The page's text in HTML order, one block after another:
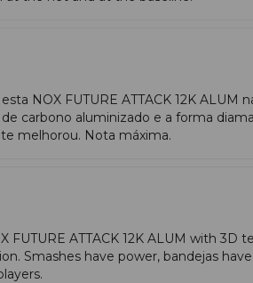
carbono aluminizado.
os golpes.
estilo característico Nox.
trabalham a favor do jogador.
Future Attack 12K Alum?
Revisão
NOX FUTURE ATTACK 12K ALUM
carbono aluminizado e a forma
melhorou. Nota máxima.
FUTURE ATTACK 12K ALUM with
Smashes have power, bandejas